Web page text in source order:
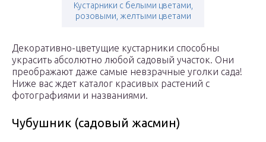
Кустарники с белыми цветами,
розовыми, желтыми цветами
Декоративно-цветущие кустарники способны
украсить абсолютно любой садовый участок. Они
преображают даже самые невзрачные уголки сада!
Ниже вас ждет каталог красивых растений с
фотографиями и названиями.
Чубушник (садовый жасмин)